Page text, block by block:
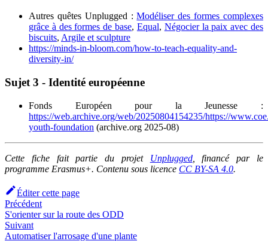
Autres quêtes Unplugged :Modéliser des formes complexes
grâce à des formes de base, Equal, Négocier la paix avec des
biscuits, Argile et sculpture
https://minds-in-bloom.com/how-to-teach-equality-and-
diversity-in/
Sujet 3 - Identité européenne
Fonds Européen pour la Jeunesse :
https://web.archive.org/web/20250804154235/https://
youth-foundation (archive.org 2025-08)
Cette fiche fait partie du projet Unplugged, financé par le
programme Erasmus+. Contenu sous licence CC BY-SA 4.0.
Éditer cette page
Précédent
S'orienter sur la route des ODD
Suivant
Automatiser l'arrosage d'une plante